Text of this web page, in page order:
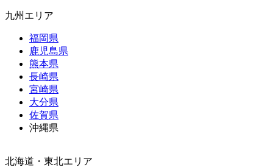
九州エリア
福岡県
鹿児島県
熊本県
長崎県
宮崎県
大分県
佐賀県
沖縄県
北海道・東北エリア